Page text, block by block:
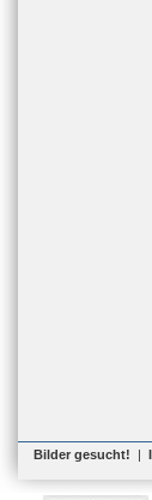
Bilder gesucht! |